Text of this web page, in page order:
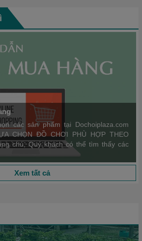
các sản phẩm tại Dochoiplaza.com
CHỌN ĐỒ CHƠI PHÙ HỢP THEO
chủ, Quý khách có thể tìm thấy các
Xem tất cả